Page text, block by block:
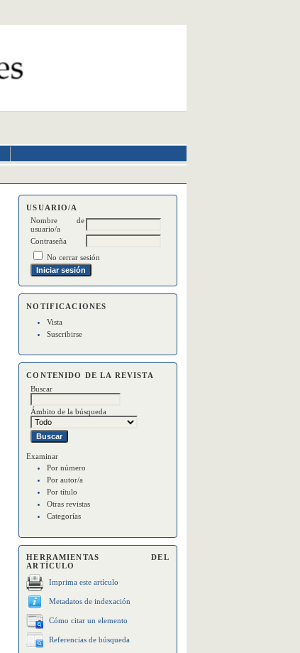
USUARIO/A
Nombre de
usuario/a
Contraseña
No cerrar sesión
NOTIFICACIONES
Vista
Suscribirse
CONTENIDO DE LA REVISTA
Buscar
Ámbito de la búsqueda
Examinar
Por número
Por autor/a
Por título
Otras revistas
Categorías
HERRAMIENTAS DEL
ARTÍCULO
Imprima este artículo
Metadatos de indexación
Cómo citar un elemento
Referencias de búsqueda